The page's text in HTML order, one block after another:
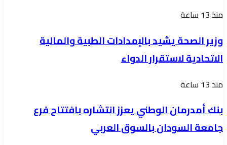
وزير
يشيد
بالإمدادات
والمالية
الاتحادية
لاستقرار
الدواء
منذ 13 ساعة
وزير الصحة يشيد بالإمدادات الطبية والمالية
الاتحادية لاستقرار الدواء
بنك
الوطني
يعزز
منذ 13 ساعة
بنك أمدرمان الوطني يعزز انتشاره بافتتاح فرع
جامعة السودان بالسوق العربي